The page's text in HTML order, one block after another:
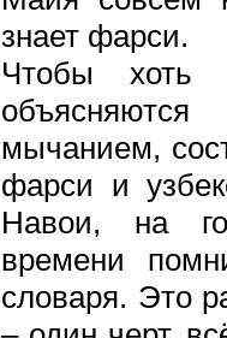
знает фарси.
Чтобы хоть
мычанием,
фарси и
Навои, на
времени
словаря. Это